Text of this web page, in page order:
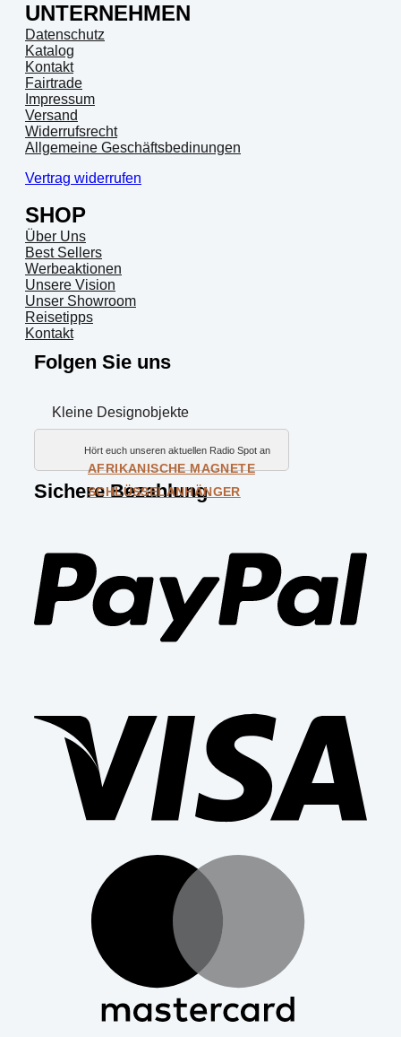
Kleine Designobjekte
AFRIKANISCHE MAGNETE
SCHLÜSSELANHÄNGER
UNTERNEHMEN
Datenschutz
Katalog
Kontakt
Fairtrade
Impressum
Versand
Widerrufsrecht
Allgemeine Geschäftsbedinungen
Vertrag widerrufen
SHOP
Über Uns
Best Sellers
Werbeaktionen
Unsere Vision
Unser Showroom
Reisetipps
Kontakt
Folgen Sie uns
Hört euch unseren aktuellen Radio Spot an
Sichere Bezahlung